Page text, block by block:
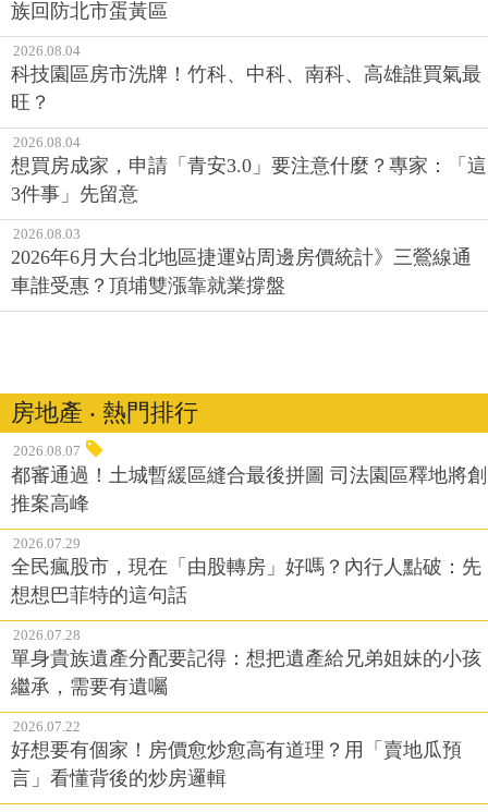
族回防北市蛋黃區
2026.08.04
科技園區房市洗牌！竹科、中科、南科、高雄誰買氣最
旺？
2026.08.04
想買房成家，申請「青安3.0」要注意什麼？專家：「這
3件事」先留意
2026.08.03
2026年6月大台北地區捷運站周邊房價統計》三鶯線通
車誰受惠？頂埔雙漲靠就業撐盤
房地產 ‧ 熱門排行
2026.08.07
都審通過！土城暫緩區縫合最後拼圖 司法園區釋地將創
推案高峰
2026.07.29
全民瘋股市，現在「由股轉房」好嗎？內行人點破：先
想想巴菲特的這句話
2026.07.28
單身貴族遺產分配要記得：想把遺產給兄弟姐妹的小孩
繼承，需要有遺囑
2026.07.22
好想要有個家！房價愈炒愈高有道理？用「賣地瓜預
言」看懂背後的炒房邏輯